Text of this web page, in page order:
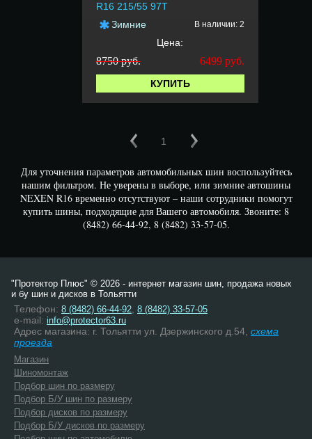
R16 215/55 97T
Зимние
В наличии: 2
Цена:
8750 руб. 6499 руб.
КУПИТЬ
1
Для уточнения параметров автомобильных шин воспользуйтесь
нашим фильтром. Не уверены в выборе, или зимние автошины
NEXEN R16 временно отсутствуют – наши сотрудники помогут
купить шины, подходящие для Вашего автомобиля. Звоните: 8
(8482) 66-44-92, 8 (8482) 33-57-05.
"Протектор Плюс" © 2026 - интернет магазин шин, продажа новых
и бу шин и дисков в Тольятти
Телефон: 8 (8482) 66-44-92 8 (8482) 33-57-05
e-mail: info@protector63.ru
Адрес магазина: г. Тольятти ул. Дзержинского д.54, схема
проезда
Магазин
Шиномонтаж
Подбор шин по размеру
Подбор Б/У шин по размеру
Подбор дисков по размеру
Подбор Б/У дисков по размеру